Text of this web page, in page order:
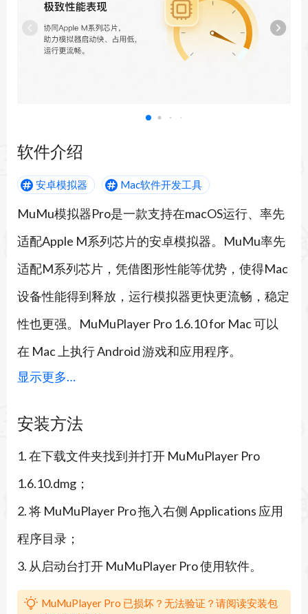
软件介绍
安卓模拟器 Mac软件开发工具
MuMu模拟器Pro是一款支持在macOS运行、率先
适配Apple M系列芯片的安卓模拟器。MuMu率先
适配M系列芯片，凭借图形性能等优势，使得Mac
设备性能得到释放，运行模拟器更快更流畅，稳定
性也更强。MuMuPlayer Pro 1.6.10 for Mac 可以
在 Mac 上执行 Android 游戏和应用程序。
（1）极致释放设备性能：协同Apple M系列芯
（2）高帧体验移动游戏：依托独家图形技术，高
帧为移动游戏提供高清画质体验。
（3）轻松实现高能操作：提供智能键鼠操作方
案，支持主流手柄，适配触摸板手势。
（4）调试开发安卓应用：支持多开不同配置设
备，按需调试和开发安卓应用，给Mac继续加生产
力buff。
显示更多…
安装方法
1. 在下载文件夹找到并打开 MuMuPlayer Pro
1.6.10.dmg；
2. 将 MuMuPlayer Pro 拖入右侧 Applications 应用
程序目录；
3. 从启动台打开 MuMuPlayer Pro 使用软件。
MuMuPlayer Pro 已损坏？无法验证？请阅读安装包